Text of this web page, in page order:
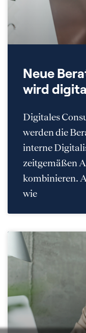
Neue
wird
Digitales
werden die
interne
zeitgemäßen
kombinieren.
wie